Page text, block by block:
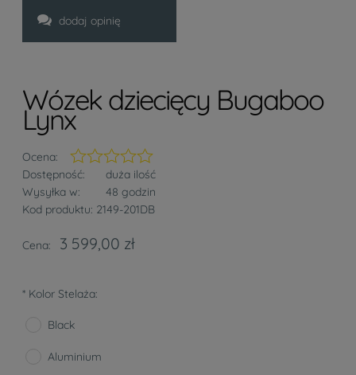
dodaj opinię
Wózek dziecięcy Bugaboo
Lynx
Ocena:
Dostępność:
duża ilość
Wysyłka w:
48 godzin
Kod produktu: 2149-201DB
Cena: 3 599,00 zł
* Kolor Stelaża:
Black
Aluminium